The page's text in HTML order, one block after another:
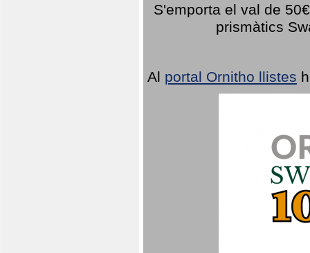
S'emporta el val de
prismàtics
Al portal Ornitho llistes